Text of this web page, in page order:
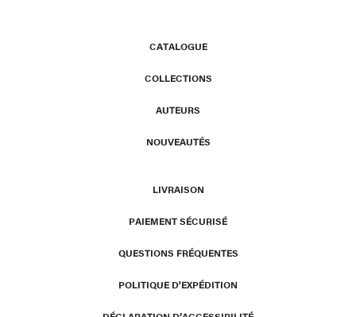
CATALOGUE
COLLECTIONS
AUTEURS
NOUVEAUTÉS
LIVRAISON
PAIEMENT SÉCURISÉ
QUESTIONS FRÉQUENTES
POLITIQUE D'EXPÉDITION